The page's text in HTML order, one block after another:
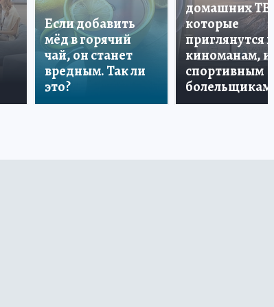
Если добавить
мёд в горячий
чай, он станет
вредным. Так ли
это?
домашних ТВ,
которые
приглянутся и
киноманам, и
спортивным
болельщикам